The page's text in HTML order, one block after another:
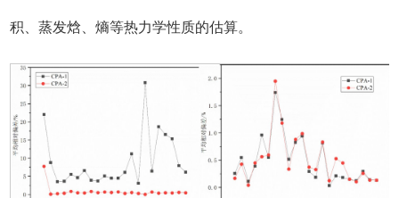
积、蒸发焓、熵等热力学性质的估算。